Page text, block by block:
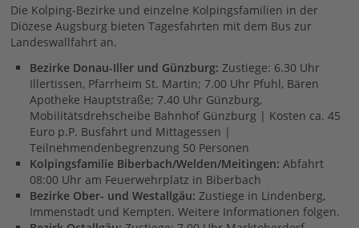
Die Kolping-Bezirke und einzelne Kolpingsfamilien in der
Diözese Augsburg bieten Tagesfahrten mit dem Bus zur
Landeswallfahrt an.
Bezirke Donau-Iller und Günzburg: Zustiege: 6.30 Uhr
Illertissen, Pfarrheim St. Martin; 7.00 Uhr Pfuhl, Bären
Apotheke Hauptstraße; 7.40 Uhr Günzburg,
Mobilitätsdrehscheibe Bahnhof Günzburg | Kosten ca. 45
Euro p.P. Busfahrt und Mittagessen |
Teilnehmendenbegrenzung 50 Personen
Kolpingsfamilie Biberbach/Welden/Meitingen:Abfahrt
08:00 Uhr am Feuerwehrplatz in Biberbach
Bezirke Ober- und Westallgäu: Zustiege in Lindenberg,
Immenstadt und Kempten. Weitere Informationen folgen.